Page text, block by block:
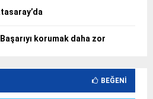
korumak daha zor
BEĞENI